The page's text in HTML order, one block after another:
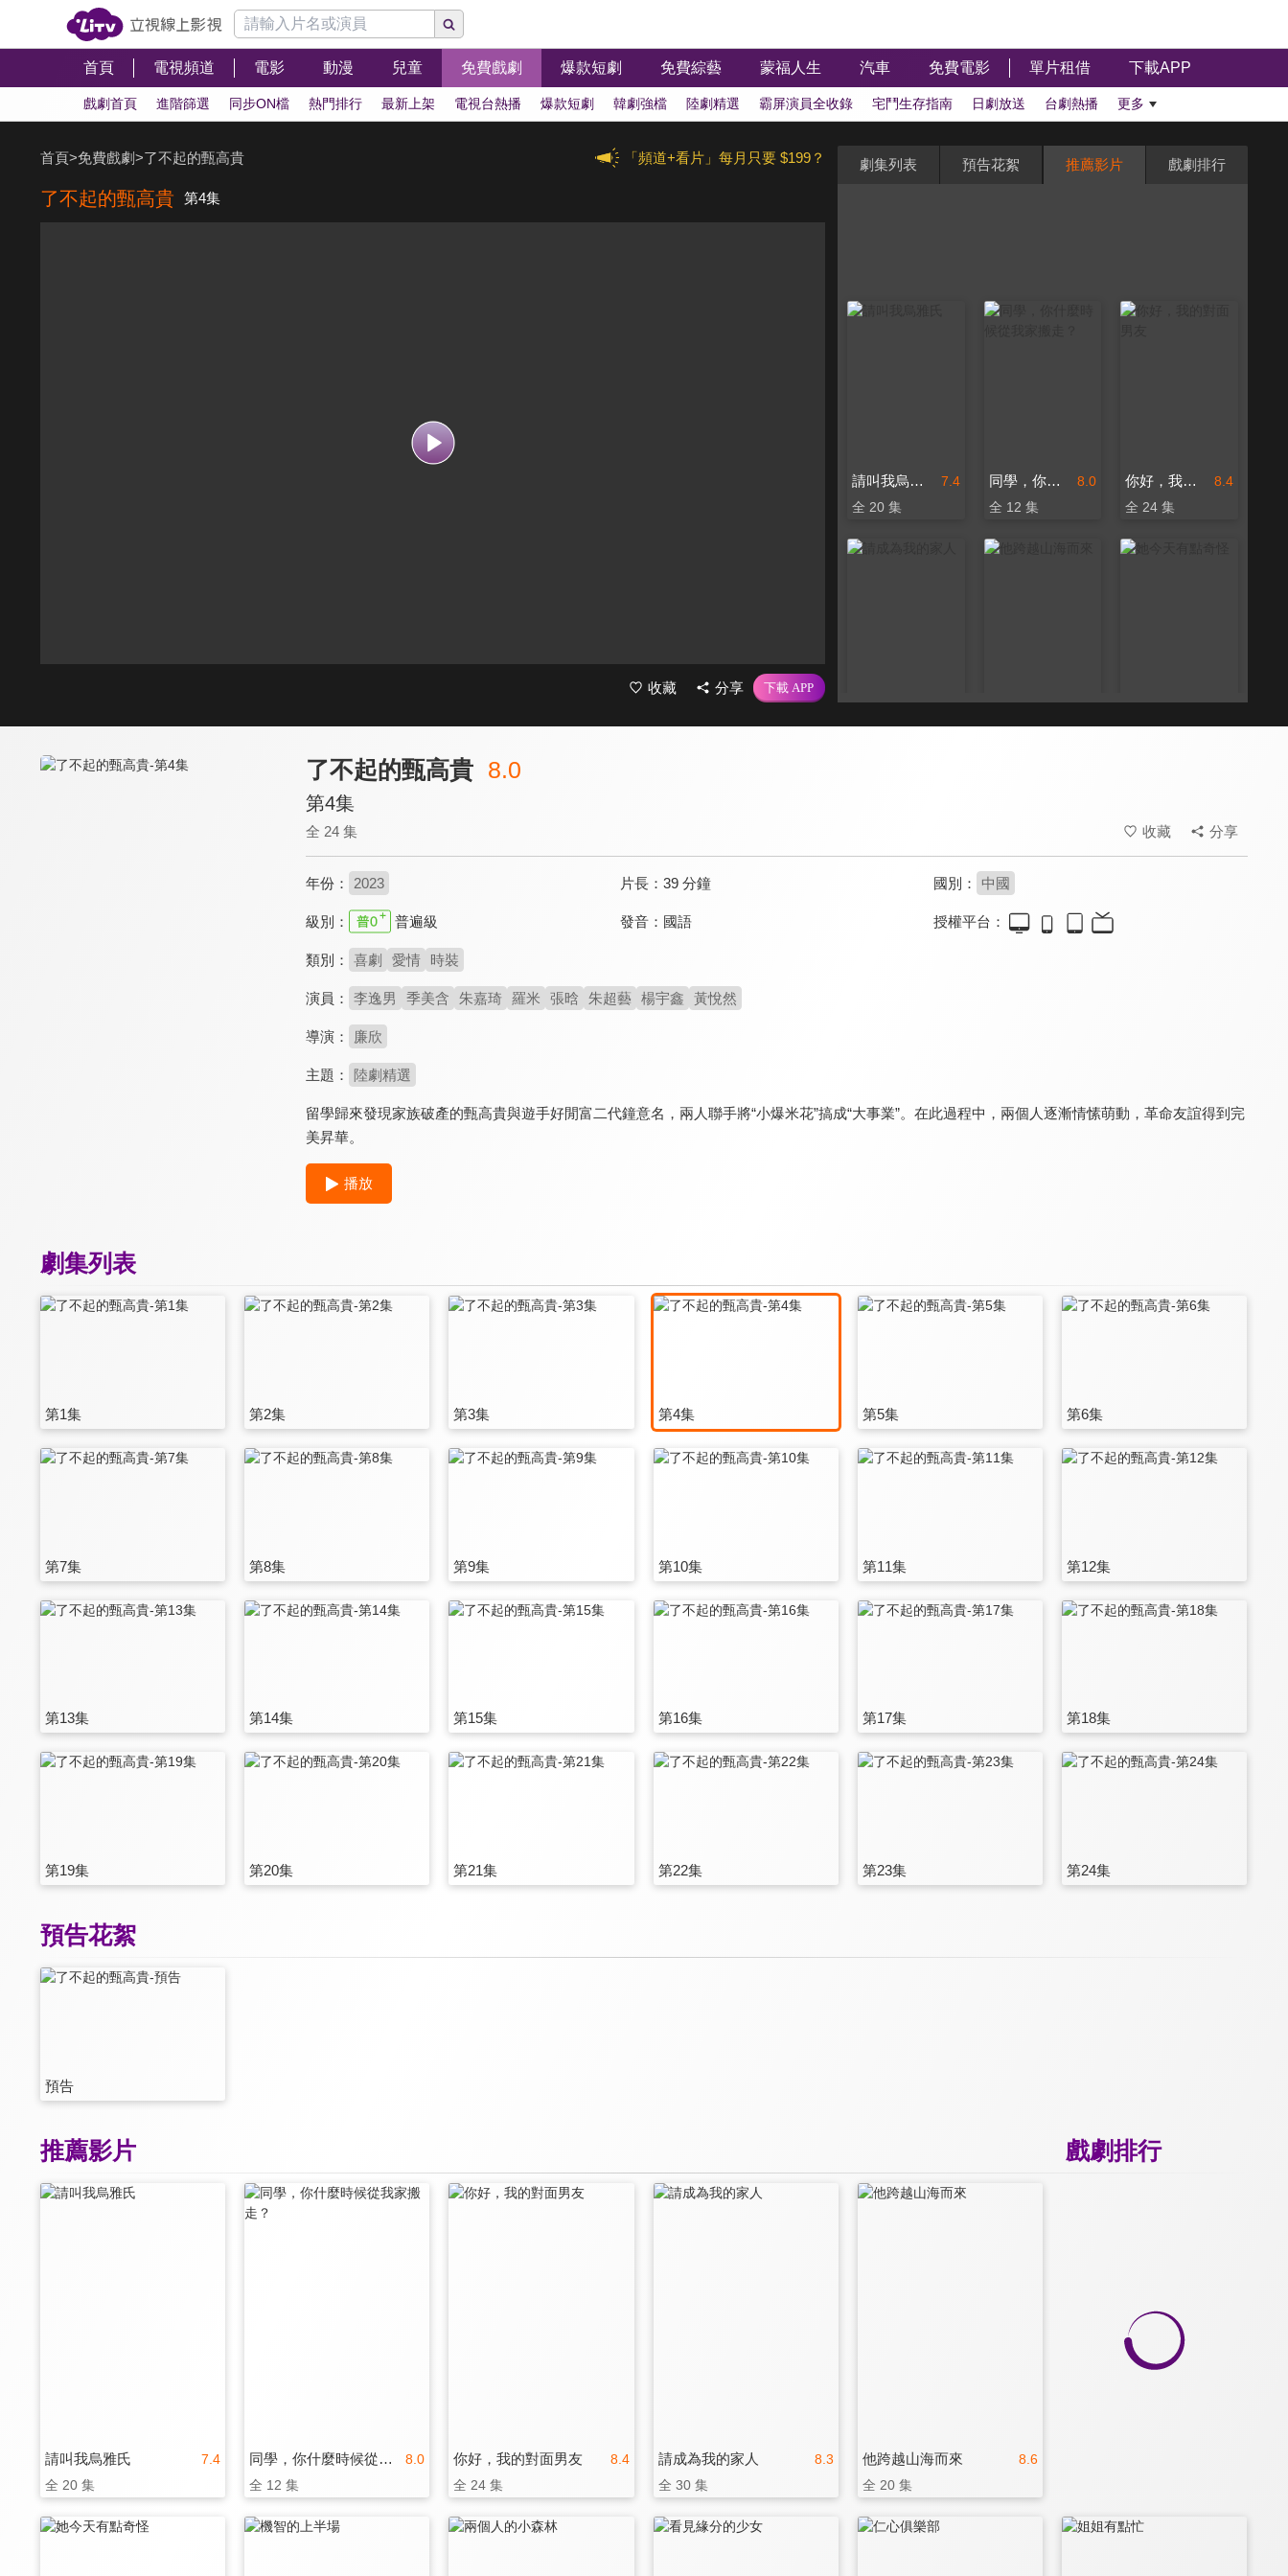
首頁 電視頻道 電影 動漫 兒童 免費戲劇 爆款短劇 免費綜藝 蒙福人生 汽車 免費電影 單片租借 下載APP
戲劇首頁 進階篩選 同步ON檔 熱門排行 最新上架 電視台熱播 爆款短劇 韓劇強檔 陸劇精選 霸屏演員全收錄 宅鬥生存指南 日劇放送 台劇熱播 更多
「頻道+看片」每月只要 $199？
首頁>免費戲劇>了不起的甄高貴
了不起的甄高貴 第4集
收藏 分享
劇集列表 預告花絮 推薦影片 戲劇排行
7.4
請叫我烏雅氏
全 20 集
8.0
同學，你什麼時候從我家搬走？
全 12 集
8.4
你好，我的對面男友
全 24 集
了不起的甄高貴 8.0
第4集
全 24 集 收藏 分享
年份： 2023 片長： 39 分鐘 國別： 中國
級別： 普遍級 發音： 國語 授權平台：
類別： 喜劇 愛情 時裝
演員： 李逸男 季美含 朱嘉琦 羅米 張晗 朱超藝 楊宇鑫 黃悅然
導演： 廉欣
主題： 陸劇精選
留學歸來發現家族破產的甄高貴與遊手好閒富二代鐘意名，兩人聯手將“小爆米花”搞成“大事業”。在此過程中，兩個人逐漸情愫萌動，革命友誼得到完
美昇華。
播放
劇集列表
第1集 第2集 第3集 第4集 第5集 第6集
第7集 第8集 第9集 第10集 第11集 第12集
第13集 第14集 第15集 第16集 第17集 第18集
第19集 第20集 第21集 第22集 第23集 第24集
預告花絮
預告
戲劇排行
推薦影片
7.4
請叫我烏雅氏
全 20 集
8.0
同學，你什麼時候從我家搬走？
全 12 集
8.4
你好，我的對面男友
全 24 集
8.3
請成為我的家人
全 30 集
8.6
他跨越山海而來
全 20 集